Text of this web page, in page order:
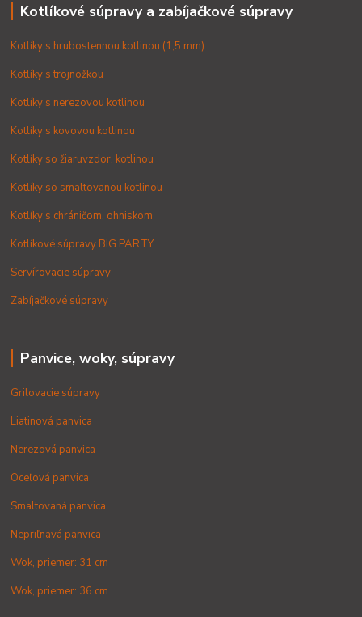
Kotlíkové súpravy a zabíjačkové súpravy
Kotlíky s hrubostennou kotlinou (1,5 mm)
Kotlíky s trojnožkou
Kotlíky s nerezovou kotlinou
Kotlíky s kovovou kotlinou
Kotlíky so žiaruvzdor. kotlinou
Kotlíky so smaltovanou kotlinou
Kotlíky s chráničom, ohniskom
Kotlíkové súpravy BIG PARTY
Servírovacie súpravy
Zabíjačkové súpravy
Panvice, woky, súpravy
Grilovacie súpravy
Liatinová panvica
Nerezová panvica
Oceľová panvica
Smaltovaná panvica
Nepriľnavá panvica
Wok, priemer: 31 cm
Wok, priemer: 36 cm